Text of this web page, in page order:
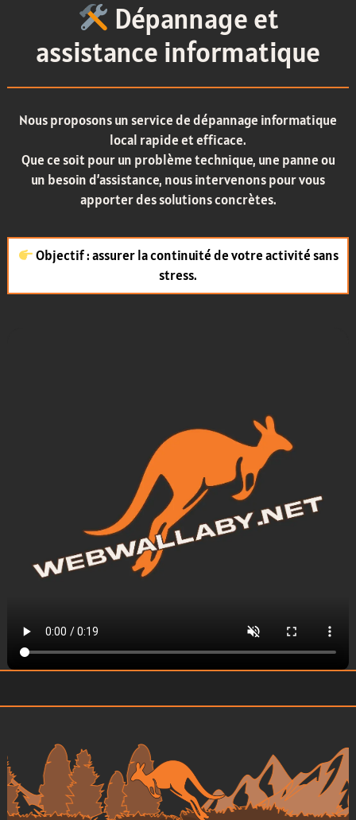
Dépannage et
assistance informatique
Nous proposons un service de dépannage informatique
local rapide et efficace.
Que ce soit pour un problème technique, une panne ou
un besoin d’assistance, nous intervenons pour vous
apporter des solutions concrètes.
Objectif : assurer la continuité de votre activité sans
stress.